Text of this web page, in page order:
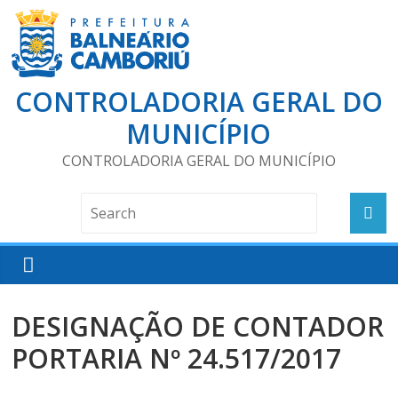
CONTROLADORIA GERAL DO
MUNICÍPIO
CONTROLADORIA GERAL DO MUNICÍPIO
DESIGNAÇÃO DE CONTADOR
PORTARIA Nº 24.517/2017